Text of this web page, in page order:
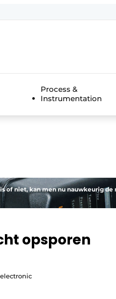
Process &
Instrumentation
of niet, kan men nu nauwkeurig
opsporen